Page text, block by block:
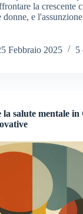
la crescente
e
Febbraio 2025 5
salute mentale in